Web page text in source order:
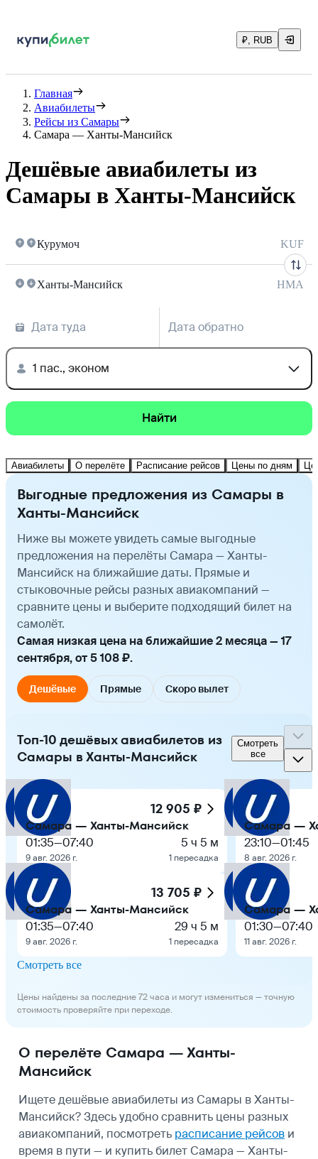
₽, RUB
Главная
Авиабилеты
Рейсы из Самары
Самара — Ханты-Мансийск
Дешёвые авиабилеты из
Самары в Ханты-Мансийск
Курумоч KUF
Ханты-Мансийск HMA
Дата туда Дата обратно
1 пас., эконом
Найти
Авиабилеты О перелёте Расписание рейсов Цены по дням
Выгодные предложения из Самары в
Ханты-Мансийск
Ниже вы можете увидеть самые выгодные
предложения на перелёты Самара — Ханты-
Мансийск на ближайшие даты. Прямые и
стыковочные рейсы разных авиакомпаний —
сравните цены и выберите подходящий билет на
самолёт.
Самая низкая цена на ближайшие 2 месяца — 17
сентября, от 5 108 ₽.
Дешёвые Прямые Скоро вылет
Топ-10 дешёвых авиабилетов из
Самары в Ханты-Мансийск
Смотреть
все
12 905 ₽
Самара — Ханты-Мансийск
01:35—07:40
9 авг. 2026 г.
5 ч 5 м
1 пересадка
13 705 ₽
Самара — Ханты-Мансийск
01:35—07:40
9 авг. 2026 г.
29 ч 5 м
1 пересадка
Самара —
23:10—01:45
8 авг. 2026 г.
Самара —
01:30—07:40
11 авг. 2026 г.
Смотреть все
Цены найдены за последние 72 часа и могут измениться — точную
стоимость проверяйте при переходе.
О перелёте Самара — Ханты-
Мансийск
Ищете дешёвые авиабилеты из Самары в Ханты-
Мансийск? Здесь удобно сравнить цены разных
авиакомпаний, посмотреть расписание рейсов и
время в пути — и купить билет Самара — Ханты-